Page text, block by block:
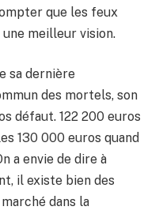
que les feux
meilleur vision.
sa dernière
des mortels, son
défaut. 122 200 euros
130 000 euros quand
a envie de dire à
il existe bien des
dans la